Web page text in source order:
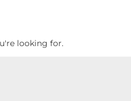
looking for.